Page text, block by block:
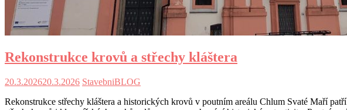
Rekonstrukce krovů a střechy kláštera
20.3.202620.3.2026 StavebniBLOG
Rekonstrukce střechy kláštera a historických krovů v poutním areálu Chlum Svaté Maří